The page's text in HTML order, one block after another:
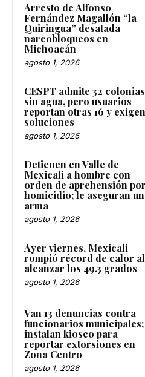
Arresto de Alfonso
Fernández Magallón “la
Quiringua” desatada
narcobloqueos en
Michoacán
agosto 1, 2026
CESPT admite 32 colonias
sin agua, pero usuarios
reportan otras 16 y exigen
soluciones
agosto 1, 2026
Detienen en Valle de
Mexicali a hombre con
orden de aprehensión por
homicidio; le aseguran un
arma
agosto 1, 2026
Ayer viernes, Mexicali
rompió récord de calor al
alcanzar los 49.3 grados
agosto 1, 2026
Van 13 denuncias contra
funcionarios municipales;
instalan kiosco para
reportar extorsiones en
Zona Centro
agosto 1, 2026